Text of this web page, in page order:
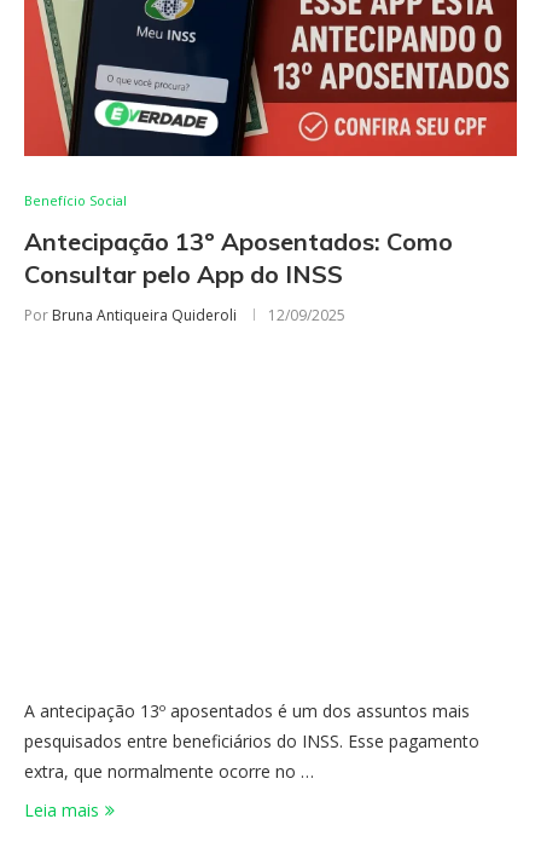
Benefício Social
Antecipação 13º Aposentados: Como
Consultar pelo App do INSS
Por Bruna Antiqueira Quideroli 12/09/2025
A antecipação 13º aposentados é um dos assuntos mais
pesquisados entre beneficiários do INSS. Esse pagamento
extra, que normalmente ocorre no …
Leia mais